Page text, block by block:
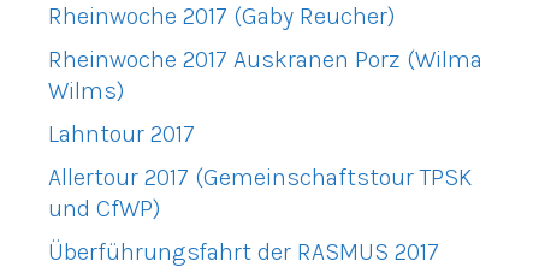
Rheinwoche 2017 (Gaby Reucher)
Rheinwoche 2017 Auskranen Porz (Wilma
Wilms)
Lahntour 2017
Allertour 2017 (Gemeinschaftstour TPSK
und CfWP)
Überführungsfahrt der RASMUS 2017